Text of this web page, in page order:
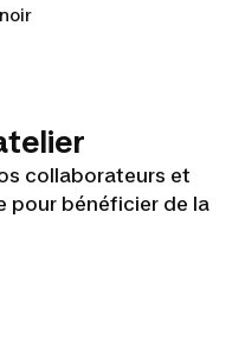
collaborateurs et
pour bénéficier de la